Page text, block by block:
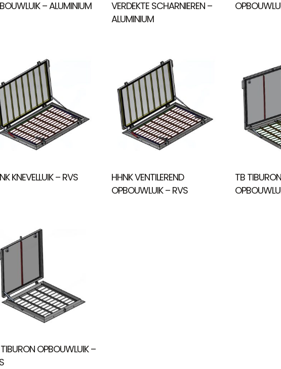
– ALUMINIUM
VERDEKTE SCHARNIEREN –
ALUMINIUM
KNEVELLUIK – RVS
HHNK VENTILEREND
OPBOUWLUIK – RVS
TB
OPBOUWLUIK –